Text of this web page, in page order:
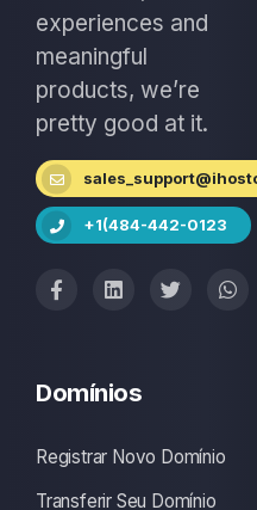
experiences and
meaningful
products, we’re
pretty good at it.
+1(484-442-0123
Domínios
Registrar Novo Domínio
Transferir Seu Domínio